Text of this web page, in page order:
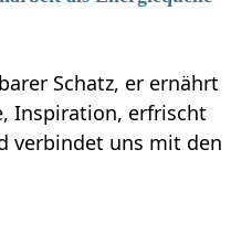
Schatz, er ernährt
Inspiration, erfrischt
verbindet uns mit den